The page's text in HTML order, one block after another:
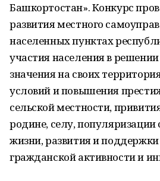
Башкортостан». Конкурс
развития местного
населенных пунктах
участия населения в
значения на своих
условий и повышения
сельской местности,
родине, селу, популяризации
жизни, развития и
гражданской активности и